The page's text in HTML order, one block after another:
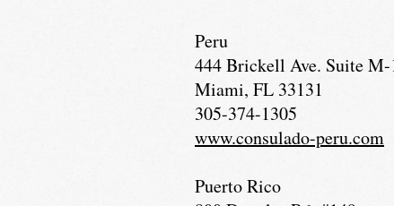
Peru
444 Brickell Ave. Suite M-
Miami, FL 33131
305-374-1305
www.consulado-peru.com
Puerto Rico